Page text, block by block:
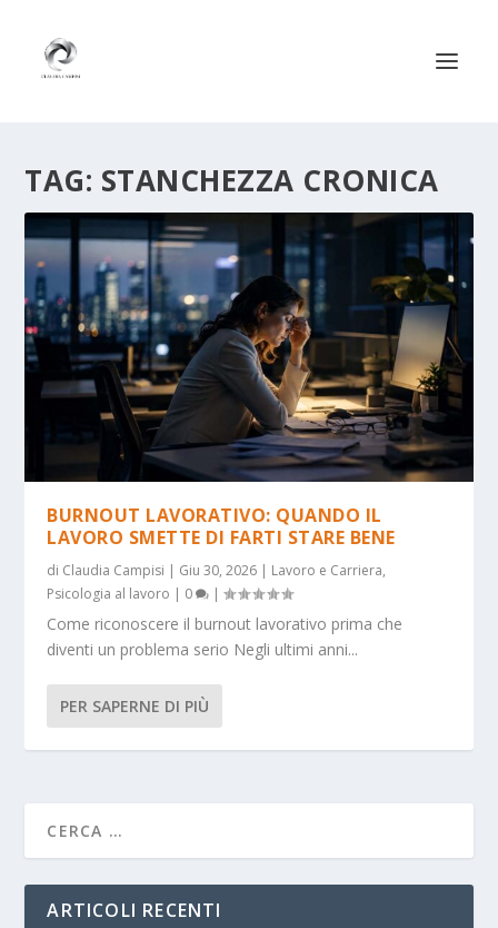
TAG: STANCHEZZA CRONICA
BURNOUT LAVORATIVO: QUANDO IL
LAVORO SMETTE DI FARTI STARE BENE
di Claudia Campisi | Giu 30, 2026 | Lavoro e Carriera,
Psicologia al lavoro | 0 |
Come riconoscere il burnout lavorativo prima che
diventi un problema serio Negli ultimi anni...
PER SAPERNE DI PIÙ
ARTICOLI RECENTI